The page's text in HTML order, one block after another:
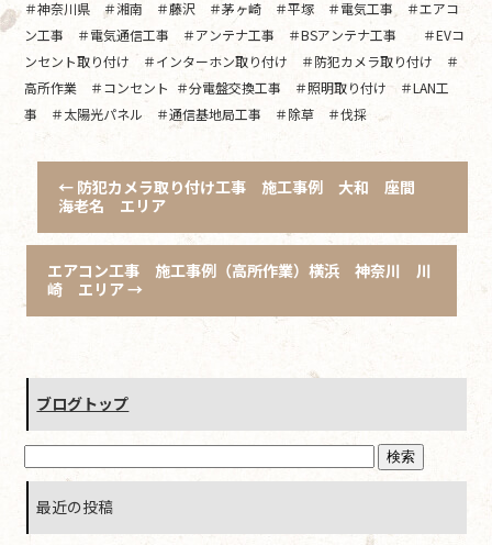
＃神奈川県 ＃湘南 ＃藤沢 ＃茅ヶ崎 ＃平塚 ＃電気工事 ＃エアコ
ン工事 ＃電気通信工事 ＃アンテナ工事 ＃BSアンテナ工事 ＃EVコ
ンセント取り付け ＃インターホン取り付け ＃防犯カメラ取り付け ＃
高所作業 ＃コンセント ＃分電盤交換工事 ＃照明取り付け ＃LAN工
事 ＃太陽光パネル ＃通信基地局工事 ＃除草 ＃伐採
← 防犯カメラ取り付け工事 施工事例 大和 座間
海老名 エリア
エアコン工事 施工事例（高所作業）横浜 神奈川 川
崎 エリア→
ブログトップ
最近の投稿